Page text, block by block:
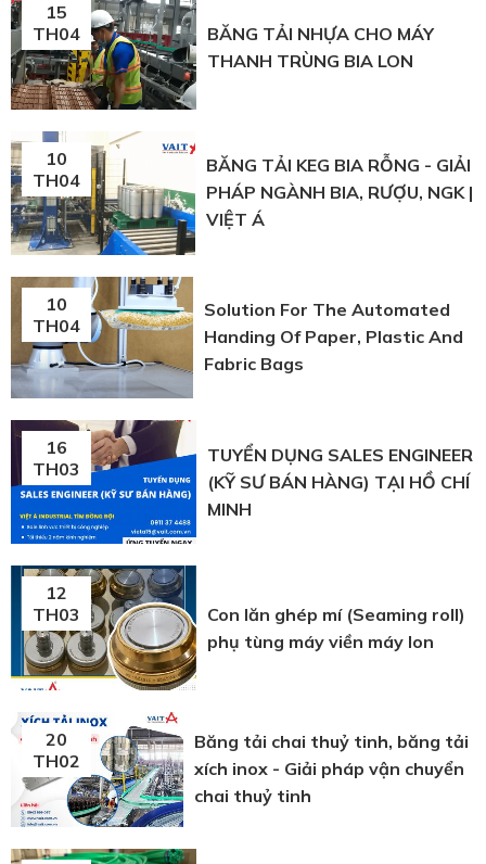
15
TH04
BĂNG TẢI NHỰA CHO MÁY
THANH TRÙNG BIA LON
10
TH04
BĂNG TẢI KEG BIA RỖNG - GIẢI
PHÁP NGÀNH BIA, RƯỢU, NGK |
VIỆT Á
10
TH04
Solution For The Automated
Handing Of Paper, Plastic And
Fabric Bags
16
TH03
TUYỂN DỤNG SALES ENGINEER
(KỸ SƯ BÁN HÀNG) TẠI HỒ CHÍ
MINH
12
TH03
Con lăn ghép mí (Seaming roll)
phụ tùng máy viền máy lon
20
TH02
Băng tải chai thuỷ tinh, băng tải
xích inox - Giải pháp vận chuyển
chai thuỷ tinh